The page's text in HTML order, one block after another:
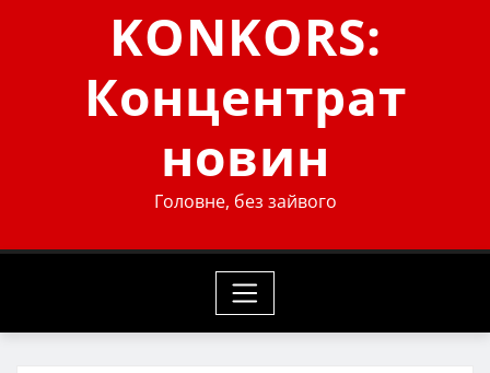
KONKORS:
Концентрат
новин
Головне, без зайвого